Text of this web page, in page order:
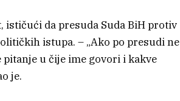
ističući da presuda Suda BiH protiv
istupa. – „Ako po presudi ne
u čije ime govori i kakve
je.